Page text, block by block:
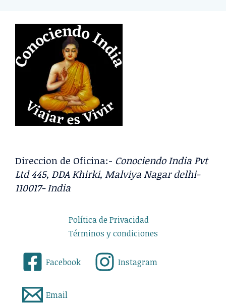
Direccion de Oficina:- Conociendo India Pvt
Ltd 445, DDA Khirki, Malviya Nagar delhi-
110017- India
Política de Privacidad
Términos y condiciones
Facebook Instagram
Email